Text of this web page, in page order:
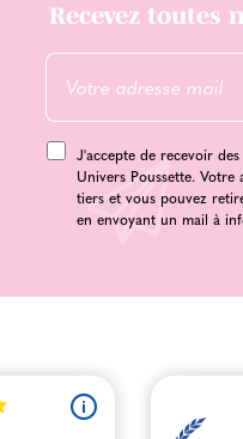
Recevez toutes
J'accepte de recevoir
Univers Poussette. Votre
tiers et vous pouvez
en envoyant un mail à